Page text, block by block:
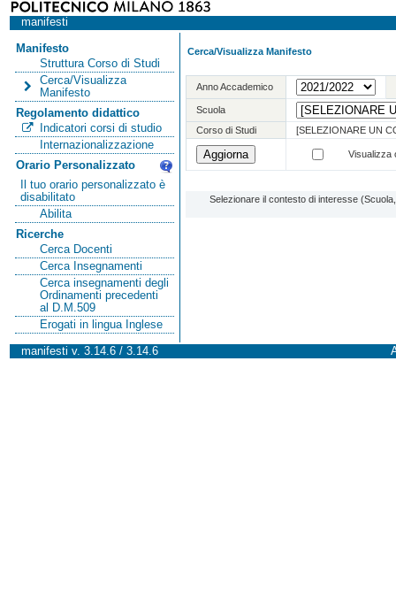
manifesti
Manifesto
Struttura Corso di Studi
Cerca/Visualizza
Manifesto
Regolamento didattico
Indicatori corsi di studio
Internazionalizzazione
Orario Personalizzato
Il tuo orario personalizzato è
disabilitato
Abilita
Ricerche
Cerca Docenti
Cerca Insegnamenti
Cerca insegnamenti degli
Ordinamenti precedenti
al D.M.509
Erogati in lingua Inglese
Cerca/Visualizza Manifesto
Anno Accademico
Scuola
Corso di Studi
[SELEZIONARE UN
Visualizza
Selezionare il contesto di interesse
manifesti v. 3.14.6 / 3.14.6